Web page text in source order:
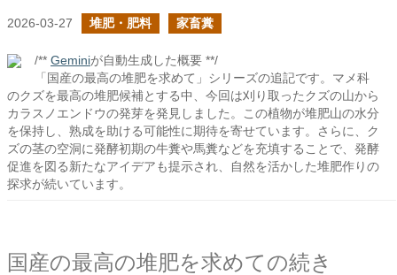
2026-03-27 堆肥・肥料 家畜糞
/** Geminiが自動生成した概要 **/
「国産の最高の堆肥を求めて」シリーズの追記です。マメ科
のクズを最高の堆肥候補とする中、今回は刈り取ったクズの山から
カラスノエンドウの発芽を発見しました。この植物が堆肥山の水分
を保持し、熟成を助ける可能性に期待を寄せています。さらに、ク
ズの茎の空洞に発酵初期の牛糞や馬糞などを充填することで、発酵
促進を図る新たなアイデアも提示され、自然を活かした堆肥作りの
探求が続いています。
国産の最高の堆肥を求めての続き